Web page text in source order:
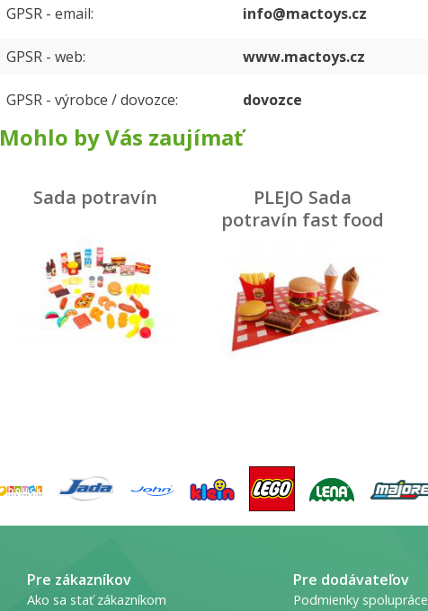
GPSR - email info@mactoys.cz
GPSR - web www.mactoys.cz
GPSR - výrobce / dovozce dovozce
Mohlo by Vás zaujímať
Sada potravín
PLEJO Sada
potravín fast food
Pre zákazníkov
Ako sa stať zákazníkom
Pre dodávateľov
Podmienky spolupráce